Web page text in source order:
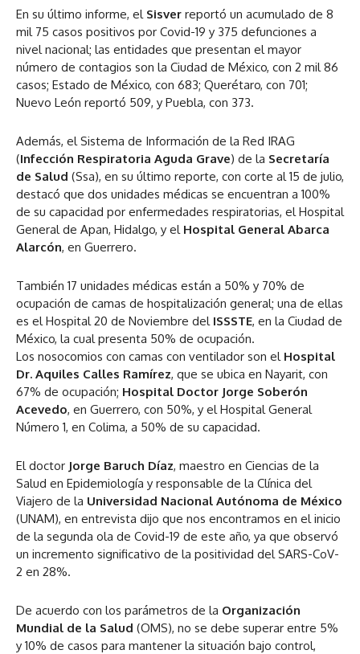
En su último informe, el Sisver reportó un acumulado de 8
mil 75 casos positivos por Covid-19 y 375 defunciones a
nivel nacional; las entidades que presentan el mayor
número de contagios son la Ciudad de México, con 2 mil 86
casos; Estado de México, con 683; Querétaro, con 701;
Nuevo León reportó 509, y Puebla, con 373.
Además, el Sistema de Información de la Red IRAG
(Infección Respiratoria Aguda Grave) de la Secretaría
de Salud (Ssa), en su último reporte, con corte al 15 de julio,
destacó que dos unidades médicas se encuentran a 100%
de su capacidad por enfermedades respiratorias, el Hospital
General de Apan, Hidalgo, y el Hospital General Abarca
Alarcón, en Guerrero.
También 17 unidades médicas están a 50% y 70% de
ocupación de camas de hospitalización general; una de ellas
es el Hospital 20 de Noviembre del ISSSTE, en la Ciudad de
México, la cual presenta 50% de ocupación.
Los nosocomios con camas con ventilador son el Hospital
Dr. Aquiles Calles Ramírez, que se ubica en Nayarit, con
67% de ocupación; Hospital Doctor Jorge Soberón
Acevedo, en Guerrero, con 50%, y el Hospital General
Número 1, en Colima, a 50% de su capacidad.
El doctor Jorge Baruch Díaz, maestro en Ciencias de la
Salud en Epidemiología y responsable de la Clínica del
Viajero de la Universidad Nacional Autónoma de México
(UNAM), en entrevista dijo que nos encontramos en el inicio
de la segunda ola de Covid-19 de este año, ya que observó
un incremento significativo de la positividad del SARS-CoV-
2 en 28%.
De acuerdo con los parámetros de la Organización
Mundial de la Salud (OMS), no se debe superar entre 5%
y 10% de casos para mantener la situación bajo control,